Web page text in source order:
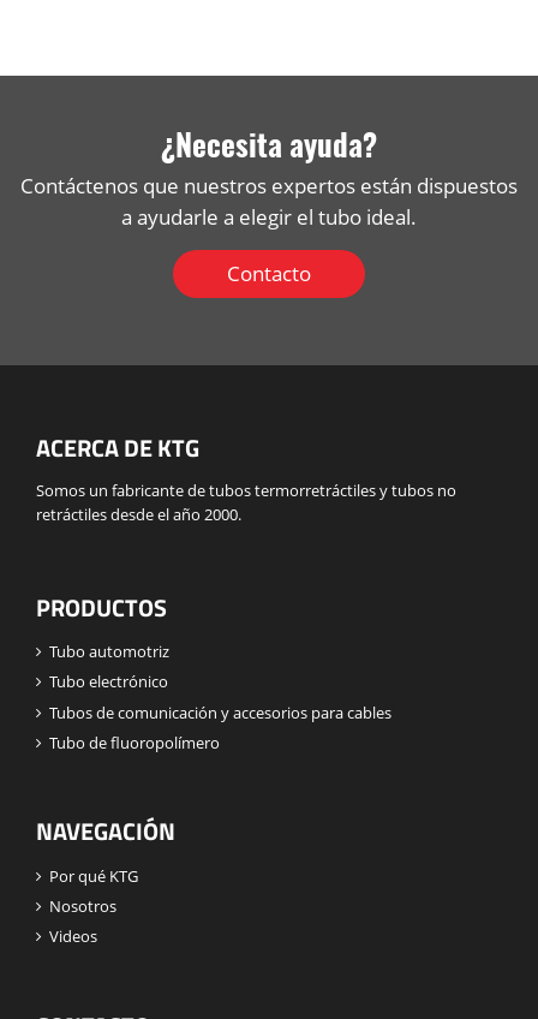
¿Necesita ayuda?
Contáctenos que nuestros expertos están dispuestos
a ayudarle a elegir el tubo ideal.
Contacto
ACERCA DE KTG
Somos un fabricante de tubos termorretráctiles y tubos no
retráctiles desde el año 2000.
PRODUCTOS
Tubo automotriz
Tubo electrónico
Tubos de comunicación y accesorios para cables
Tubo de fluoropolímero
NAVEGACIÓN
Por qué KTG
Nosotros
Videos